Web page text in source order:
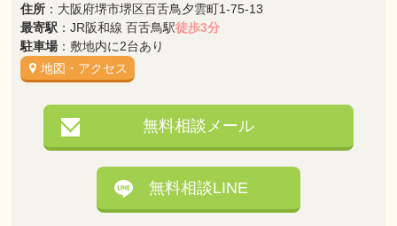
住所 ：大阪府堺市堺区百舌鳥夕雲町1-75-13
最寄駅 ：JR阪和線 百舌鳥駅徒歩3分
駐車場 ：敷地内に2台あり
地図・アクセス
無料相談メール
無料相談LINE